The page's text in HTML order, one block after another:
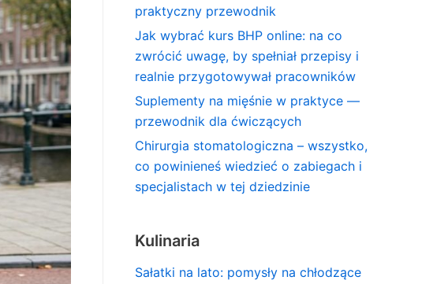
praktyczny przewodnik
Jak wybrać kurs BHP online: na co
zwrócić uwagę, by spełniał przepisy i
realnie przygotowywał pracowników
Suplementy na mięśnie w praktyce —
przewodnik dla ćwiczących
Chirurgia stomatologiczna – wszystko,
co powinieneś wiedzieć o zabiegach i
specjalistach w tej dziedzinie
Kulinaria
Sałatki na lato: pomysły na chłodzące